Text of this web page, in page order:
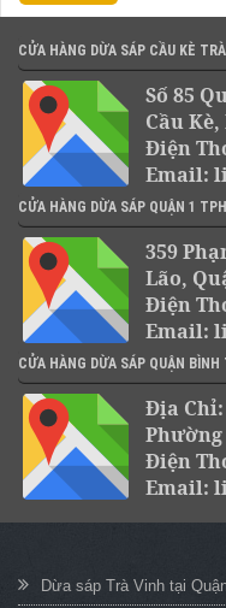
CỬA HÀNG DỪA SÁP CẦU KÈ
Số 85
Cầu
Điện
Email:
CỬA HÀNG DỪA SÁP QUẬN 1
359
Lão,
Điện
Email:
CỬA HÀNG DỪA SÁP QUẬN BÌNH
Địa Chỉ:
Điện
Email:
Dừa sáp Trà Vinh tại